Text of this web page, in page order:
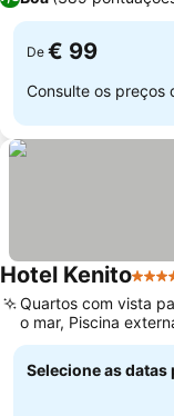
De € 99
Consulte os preços
Hotel Kenito4
Quartos com vista
o mar, Piscina
sinuca
Selecione as datas